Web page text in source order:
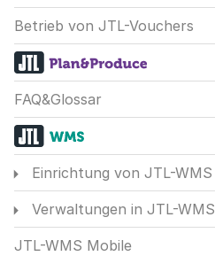
Betrieb von JTL-Vouchers
FAQ&Glossar
Einrichtung von JTL-WMS
Verwaltungen in JTL-WMS
JTL-WMS Mobile